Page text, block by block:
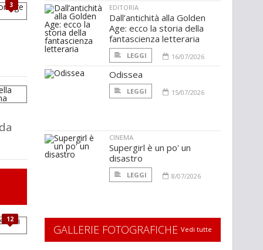
3
12
EDITORIA
Dall’antichità alla Golden
Age: ecco la storia della
fantascienza letteraria
LEGGI 16/07/2026
Odissea
LEGGI 15/07/2026
CINEMA
Supergirl è un po' un
disastro
LEGGI 8/07/2026
GALLERIE FOTOGRAFICHE Vedi tutte